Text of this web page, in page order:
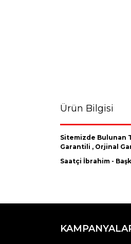
Ürün Bilgisi
Sitemizde Bulunan
Garantili , Orjinal
Saatçi İbrahim -
Görüş ve
Ürün resmi